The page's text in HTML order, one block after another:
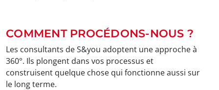
COMMENT PROCÉDONS-NOUS ?
Les consultants de S&you adoptent une approche à
360°. Ils plongent dans vos processus et
construisent quelque chose qui fonctionne aussi sur
le long terme.